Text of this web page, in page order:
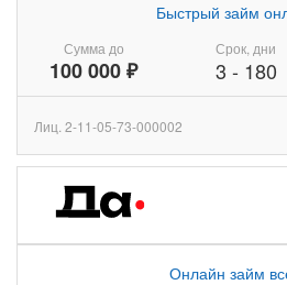
Сумма до
100 000 ₽
Быстрый займ
Срок, дни
3 - 180
Лиц. 2-11-05-73-000002
Онлайн займ